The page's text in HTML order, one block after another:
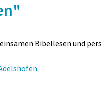
Bibellesen und
.